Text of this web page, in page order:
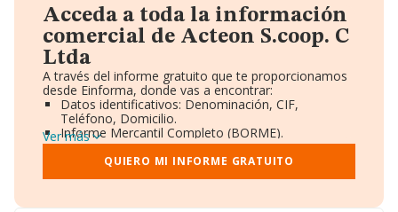
Acceda a toda la información
comercial de Acteon S.coop. C
Ltda
A través del informe gratuito que te proporcionamos
desde Einforma, donde vas a encontrar:
Datos identificativos: Denominación, CIF,
Teléfono, Domicilio.
Informe Mercantil Completo (BORME).
Gráficos de Evolución Ventas y Empleados.
Consejo de Administración y Administradores.
Directivos y Ejecutivos.
Ver más
QUIERO MI INFORME GRATUITO